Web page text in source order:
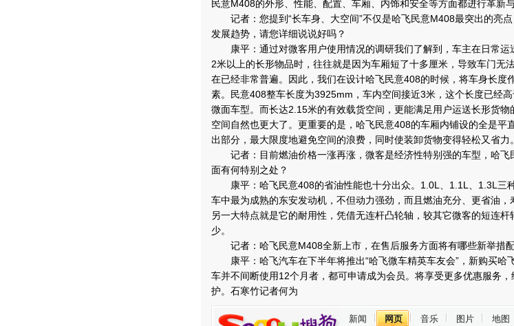
民意M408的外形、性能、配置、车厢、内饰和安全等方面都进行革新与
记者：您提到“长车身、大空间”不仅是哈飞民意M408最突出的亮点
发展趋势，请您详细说说好吗？
康平：通过对微客用户使用情况的调研我们了解到，车主在日常运
2米以上的长形物品时，往往就是因为车厢短了十多厘米，导致车门无
在已经非常普遍。因此，我们在设计哈飞民意408的时候，将车身长度
素。民意408整车长度为3925mm，车内空间接近3米，这个长度已经
微面车型。而长达2.15米的有效载货空间，更能满足用户运送长形货物
空间自然也更大了。更重要的是，哈飞民意408的车厢内铺设的全是平
出部分，最大限度地避免空间的浪费，同时使装卸货物变得轻松又省力。
记者：目前燃油价格一涨再涨，微客是经济性特别强的车型，哈飞
面有何特别之处？
康平：哈飞民意408的省油性能也十分出众。1.0L、1.1L、1.3L三
车中最为成熟的东安发动机，不但动力强劲，而且燃油充分、更省油，
另一大特点就是它的耐用性，凭借无连杆凸轮轴，较其它微客的短连杆
少。
记者：哈飞民意M408全新上市，在售后服务方面将有哪些新举措
康平：哈飞汽车在下半年将推出“哈飞微车精英车友会”，新购买哈
车并不间断使用12个月者，都可申请成为会员。将享受更多优惠服务
护。石寒竹记者何为
新闻 网页 音乐 图片 地图